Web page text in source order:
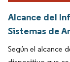
Alcance del
Sistemas de
Según el alcance